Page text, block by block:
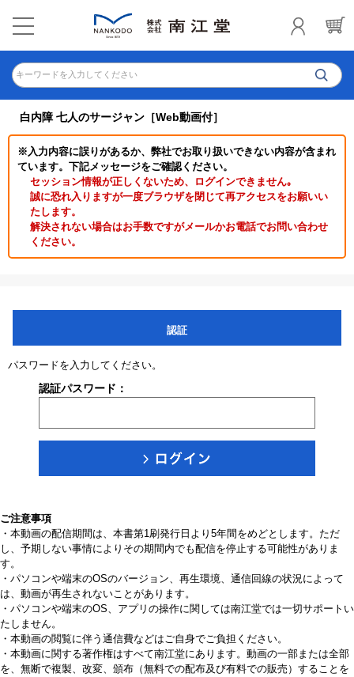
キーワードを入力してください
白内障 七人のサージャン［Web動画付］
※入力内容に誤りがあるか、弊社でお取り扱いできない内容が含まれ
ています。下記メッセージをご確認ください。
セッション情報が正しくないため、ログインできません｡
誠に恐れ入りますが一度ブラウザを閉じて再アクセスをお願いい
たします。
解決されない場合はお手数ですがメールかお電話でお問い合わせ
ください。
認証
パスワードを入力してください。
認証パスワード：
ご注意事項
・本動画の配信期間は、本書第1刷発行日より5年間をめどとします。ただ
し、予期しない事情によりその期間内でも配信を停止する可能性がありま
す。
・パソコンや端末のOSのバージョン、再生環境、通信回線の状況によって
は、動画が再生されないことがあります。
・パソコンや端末のOS、アプリの操作に関しては南江堂では一切サポートい
たしません。
・本動画の閲覧に伴う通信費などはご自身でご負担ください。
・本動画に関する著作権はすべて南江堂にあります。動画の一部または全部
を、無断で複製、改変、頒布（無料での配布及び有料での販売）することを